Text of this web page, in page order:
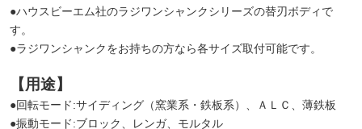
●ハウスビーエム社のラジワンシャンクシリーズの替刃ボディで
す。
●ラジワンシャンクをお持ちの方なら各サイズ取付可能です。
【用途】
●回転モード:サイディング（窯業系・鉄板系）、ＡＬＣ、薄鉄板
●振動モード:ブロック、レンガ、モルタル